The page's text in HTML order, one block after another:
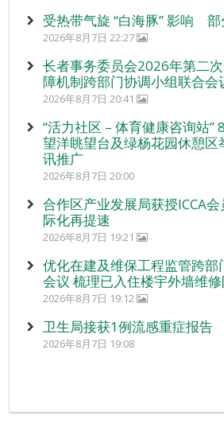
受热带气旋 “白海豚” 影响
2026年8月7日 22:27
长者事务委员会2026年第二
障机制跨部门协调小组联合会
2026年8月7日 20:41
“活力社区 – 体育健康咨询站”
望洋眺望台及绿杨花园休憩区
讯推广
2026年8月7日 20:00
合作区产业发展局获授ICCA
际化再提速
2026年8月7日 19:21
优化在建及维保工程监管跨部
会议 梳理已入住楼宇外墙维
2026年8月7日 19:12
卫生局接获1例流感重症报告
2026年8月7日 19:08